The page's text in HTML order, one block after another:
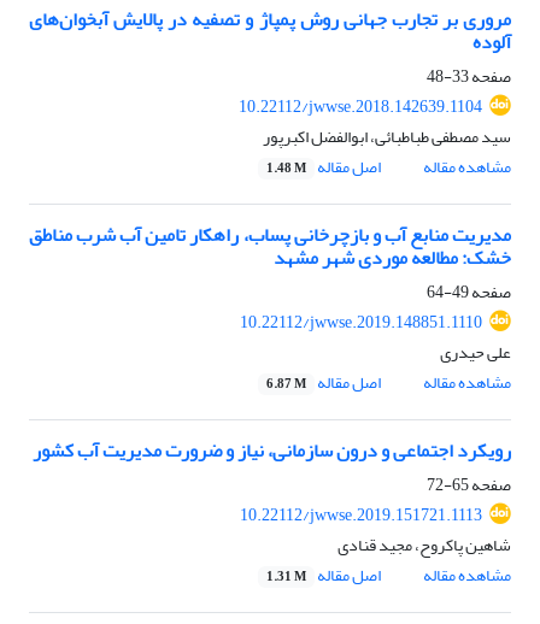
مروری بر تجارب جهانی روش پمپاژ و تصفیه در پالایش آبخوان‌های
آلوده
صفحه33-48
10.22112/jwwse.2018.142639.1104
سید مصطفی طباطبائی، ابوالفضل اکبرپور
مشاهده مقاله
اصل مقاله 1.48 M
مدیریت منابع آب و بازچرخانی پساب، راهکار تامین آب شرب مناطق
خشک: مطالعه موردی شهر مشهد
صفحه49-64
10.22112/jwwse.2019.148851.1110
علی حیدری
مشاهده مقاله
اصل مقاله 6.87 M
رویکرد اجتماعی و درون سازمانی، نیاز و ضرورت مدیریت آب کشور
صفحه65-72
10.22112/jwwse.2019.151721.1113
شاهین پاکروح، مجید قنادی
مشاهده مقاله
اصل مقاله 1.31 M